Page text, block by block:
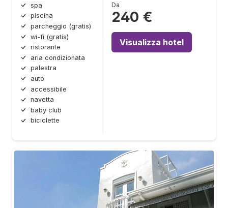
spa
piscina
parcheggio (gratis)
wi-fi (gratis)
ristorante
aria condizionata
palestra
auto
accessibile
navetta
baby club
biciclette
Da
240 €
Visualizza hotel